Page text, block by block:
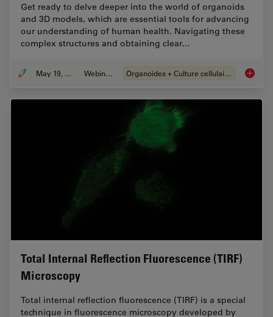
Get ready to delve deeper into the world of organoids
and 3D models, which are essential tools for advancing
our understanding of human health. Navigating these
complex structures and obtaining clear…
May 19, 2025 Webinaire Organoïdes + Culture cellulaire en 3D
Total Internal Reflection Fluorescence (TIRF)
Microscopy
Total internal reflection fluorescence (TIRF) is a special
technique in fluorescence microscopy developed by